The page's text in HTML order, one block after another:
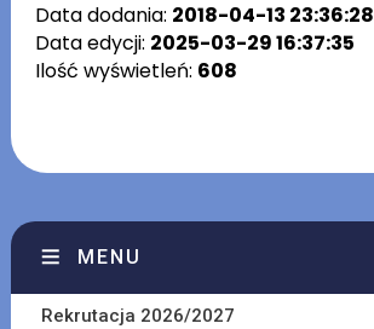
Data dodania: 2018-04-13 23:36:28
Data edycji: 2025-03-29 16:37:35
Ilość wyświetleń: 608
MENU
Rekrutacja 2026/2027